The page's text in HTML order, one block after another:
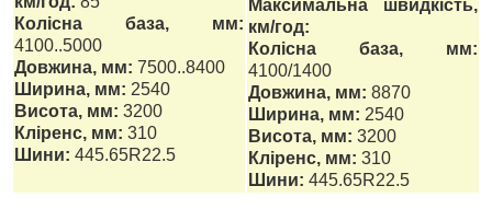
Колісна база, мм:
4100..5000
Довжина, мм: 7500..8400
Ширина, мм: 2540
Висота, мм: 3200
Кліренс, мм: 310
Шини: 445.65R22.5
Максимальна швидкість,
км/год:
Колісна база, мм:
4100/1400
Довжина, мм: 8870
Ширина, мм: 2540
Висота, мм: 3200
Кліренс, мм: 310
Шини: 445.65R22.5